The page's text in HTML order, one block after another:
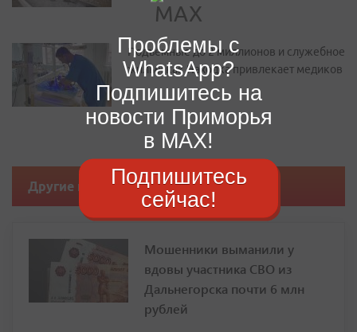
Подъемные до 2 миллионов и служебное
жилье: как Находка привлекает медиков
Другие новости
Мошенники выманили у
вдовы участника СВО из
Дальнегорска почти 6 млн
рублей
Проблемы с
WhatsApp?
Подпишитесь на
новости Приморья
в MAX!
Подпишитесь
сейчас!